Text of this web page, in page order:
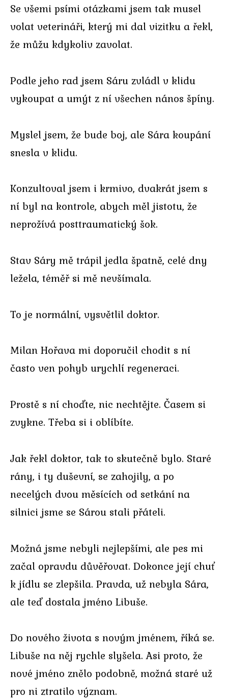
Se všemi psími otázkami jsem tak musel
volat veterináři, který mi dal vizitku a řekl,
že můžu kdykoliv zavolat.
Podle jeho rad jsem Sáru zvládl v klidu
vykoupat a umýt z ní všechen nános špíny.
Myslel jsem, že bude boj, ale Sára koupání
snesla v klidu.
Konzultoval jsem i krmivo, dvakrát jsem s
ní byl na kontrole, abych měl jistotu, že
neprožívá posttraumatický šok.
Stav Sáry mě trápil jedla špatně, celé dny
ležela, téměř si mě nevšímala.
To je normální, vysvětlil doktor.
Milan Hořava mi doporučil chodit s ní
často ven pohyb urychlí regeneraci.
Prostě s ní choďte, nic nechtějte. Časem si
zvykne. Třeba si i oblíbíte.
Jak řekl doktor, tak to skutečně bylo. Staré
rány, i ty duševní, se zahojily, a po
necelých dvou měsících od setkání na
silnici jsme se Sárou stali přáteli.
Možná jsme nebyli nejlepšími, ale pes mi
začal opravdu důvěřovat. Dokonce její chuť
k jídlu se zlepšila. Pravda, už nebyla Sára,
ale teď dostala jméno Libuše.
Do nového života s novým jménem, říká se.
Libuše na něj rychle slyšela. Asi proto, že
nové jméno znělo podobně, možná staré už
pro ni ztratilo význam.